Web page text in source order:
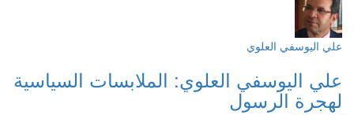
علي اليوسفي العلوي
علي اليوسفي العلوي: الملابسات السياسية
لهجرة الرسول